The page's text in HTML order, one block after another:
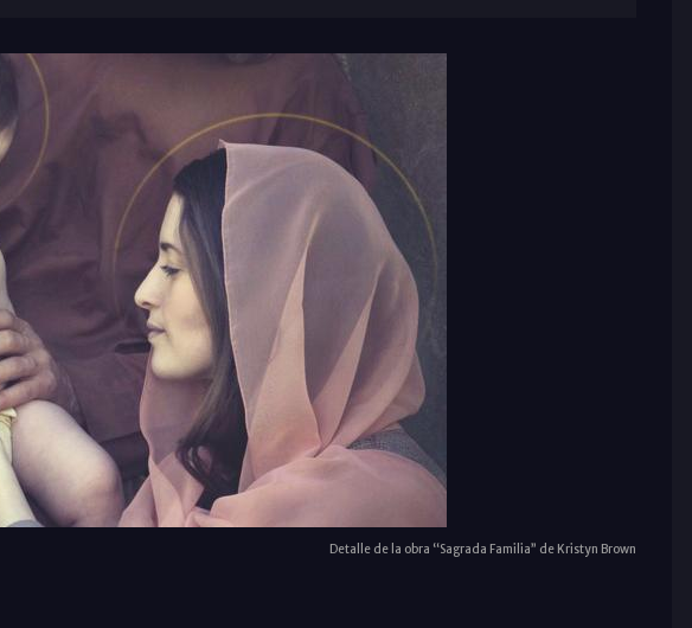
Detalle de la obra “Sagrada Familia” de Kristyn Brown